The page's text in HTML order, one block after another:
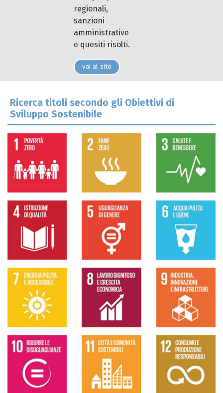
regionali,
sanzioni
amministrative
e quesiti risolti.
vai al sito
Ricerca titoli secondo gli Obiettivi di
Sviluppo Sostenibile